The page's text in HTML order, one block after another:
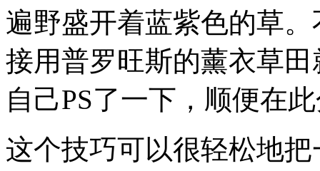
遍野盛开着蓝紫色的草
接用普罗旺斯的薰衣草
自己PS了一下，顺便在
这个技巧可以很轻松地